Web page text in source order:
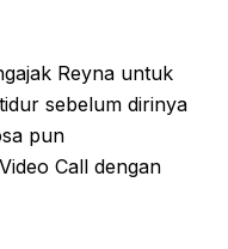
Reyna untuk
sebelum dirinya
pun
Call dengan